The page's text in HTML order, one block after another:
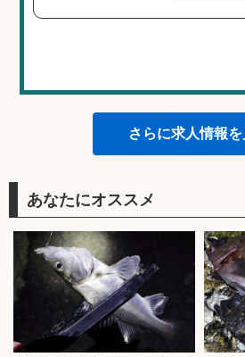
さらに求人情報
あなたにオススメ